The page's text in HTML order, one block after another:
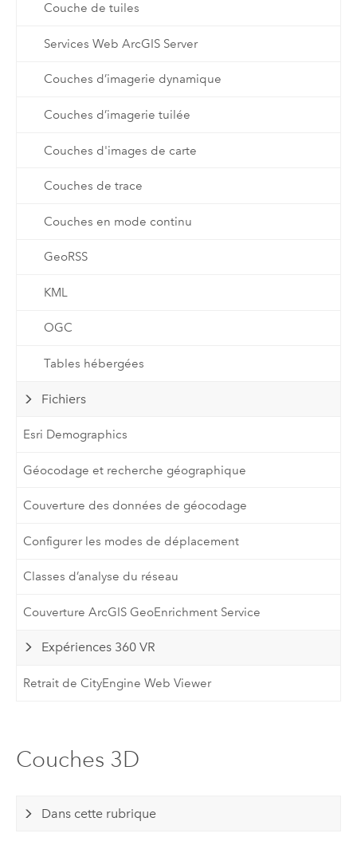
Couche de tuiles
Services Web ArcGIS Server
Couches d’imagerie dynamique
Couches d’imagerie tuilée
Couches d'images de carte
Couches de trace
Couches en mode continu
GeoRSS
KML
OGC
Tables hébergées
Fichiers
Esri Demographics
Géocodage et recherche géographique
Couverture des données de géocodage
Configurer les modes de déplacement
Classes d’analyse du réseau
Couverture ArcGIS GeoEnrichment Service
Expériences 360 VR
Retrait de CityEngine Web Viewer
Couches 3D
Dans cette rubrique